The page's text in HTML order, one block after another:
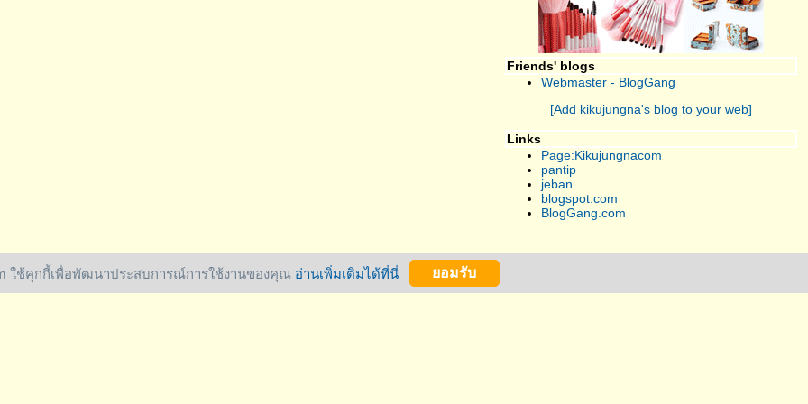
Friends' blogs
Webmaster - BlogGang
[Add kikujungna's blog to your web]
Links
Page:Kikujungnacom
pantip
jeban
blogspot.com
BlogGang.com
ใช้คุกกี้เพื่อพัฒนาประสบการณ์การใช้งานของคุณ อ่านเพิ่มเติมได้ที่นี่